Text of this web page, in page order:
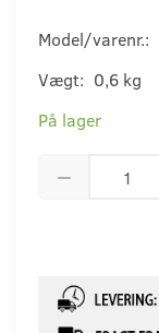
Model/varenr.:
Vægt: 0,6 kg
På lager